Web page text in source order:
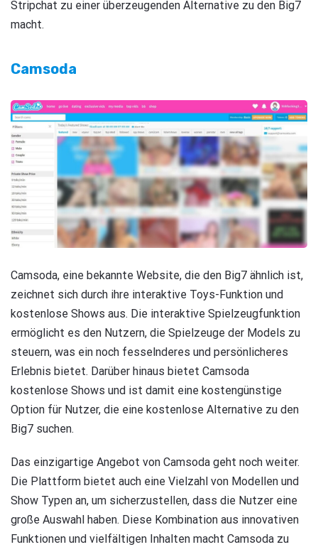
Stripchat zu einer überzeugenden Alternative zu den Big7
macht.
Camsoda
Camsoda, eine bekannte Website, die den Big7 ähnlich ist,
zeichnet sich durch ihre interaktive Toys-Funktion und
kostenlose Shows aus. Die interaktive Spielzeugfunktion
ermöglicht es den Nutzern, die Spielzeuge der Models zu
steuern, was ein noch fesselnderes und persönlicheres
Erlebnis bietet. Darüber hinaus bietet Camsoda
kostenlose Shows und ist damit eine kostengünstige
Option für Nutzer, die eine kostenlose Alternative zu den
Big7 suchen.
Das einzigartige Angebot von Camsoda geht noch weiter.
Die Plattform bietet auch eine Vielzahl von Modellen und
Show Typen an, um sicherzustellen, dass die Nutzer eine
große Auswahl haben. Diese Kombination aus innovativen
Funktionen und vielfältigen Inhalten macht Camsoda zu